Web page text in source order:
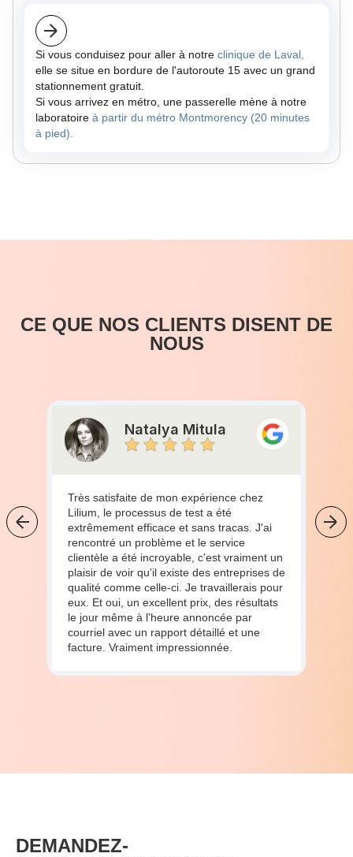
Si vous conduisez pour aller à notre clinique de Laval,
elle se situe en bordure de l'autoroute 15 avec un grand
stationnement gratuit.
Si vous arrivez en métro, une passerelle mène à notre
laboratoire à partir du métro Montmorency (20 minutes
à pied).
CE QUE NOS CLIENTS DISENT DE
NOUS
Natalya Mitula
Très satisfaite de mon expérience chez
Lilium, le processus de test a été
extrêmement efficace et sans tracas. J'ai
rencontré un problème et le service
clientèle a été incroyable, c'est vraiment un
plaisir de voir qu'il existe des entreprises de
qualité comme celle-ci. Je travaillerais pour
eux. Et oui, un excellent prix, des résultats
le jour même à l'heure annoncée par
courriel avec un rapport détaillé et une
facture. Vraiment impressionnée.
DEMANDEZ-